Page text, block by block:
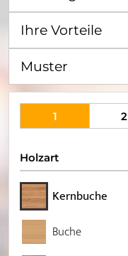
Ihre Vorteile
Muster
1 2
Holzart
Kernbuche
Buche